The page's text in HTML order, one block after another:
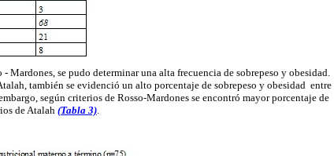
se pudo determinar una alta frecuencia de sobrepeso y obesidad.
también se evidenció un alto porcentaje de sobrepeso y obesidad entre
según criterios de Rosso-Mardones se encontró mayor porcentaje de
de Atalah (Tabla 3)